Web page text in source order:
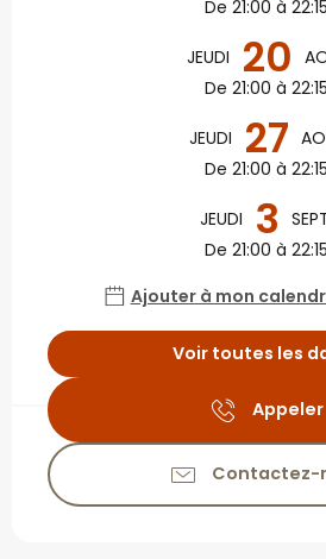
De 21:00 à 22:15
JEUDI 20
De 21:00 à 22:15
JEUDI 27
De 21:00 à 22:15
JEUDI 3
De 21:00 à 22:15
Ajouter à mon
Voir toutes les
Appeler
Contactez-